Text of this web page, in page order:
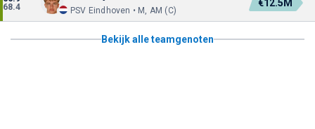
68.4
PSV Eindhoven • M, AM (C)
€12.5M
Bekijk alle teamgenoten